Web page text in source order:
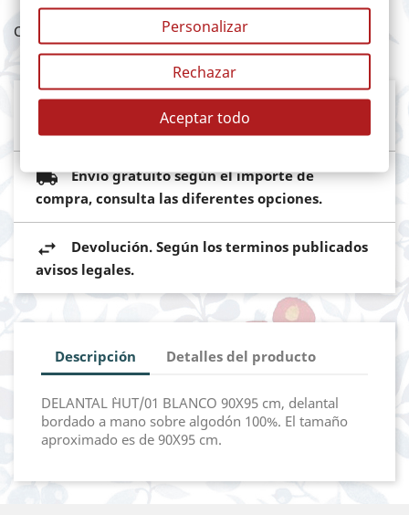
Compartir
Mediante pasarela de pago segura del
Envio gratuito según el importe de
compra, consulta las diferentes opciones.
Devolución. Según los terminos publicados
avisos legales.
Descripción Detalles del producto
DELANTAL `HUT/01 BLANCO 90X95 cm, delantal
bordado a mano sobre algodón 100%. El tamaño
aproximado es de 90X95 cm.
Personalizar
Rechazar
Aceptar todo